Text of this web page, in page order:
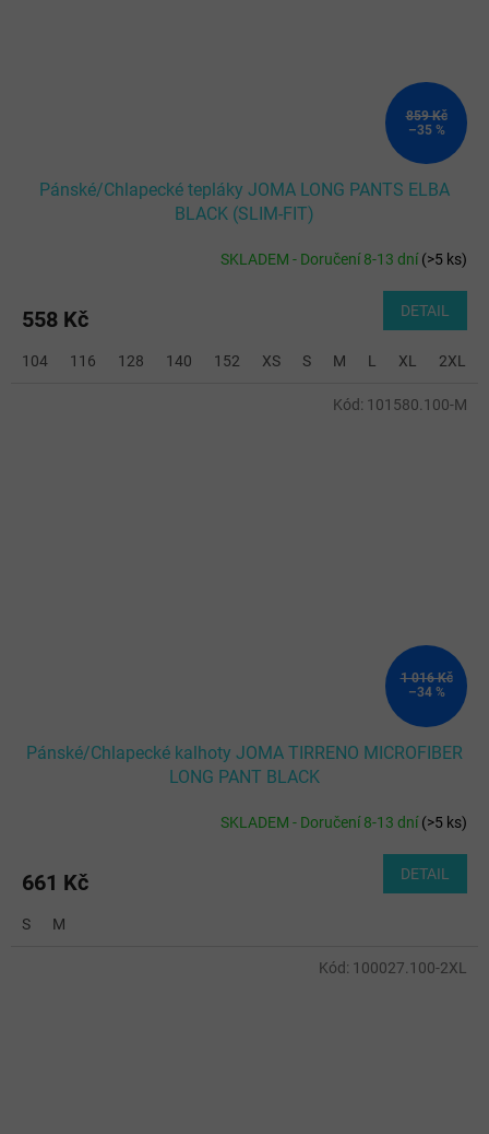
859 Kč
–35 %
Pánské/Chlapecké tepláky JOMA LONG PANTS ELBA
BLACK (SLIM-FIT)
SKLADEM - Doručení 8-13 dní(>5 ks)
558 Kč DETAIL
104 116 128 140 152 XS S M L XL 2XL
1 016 Kč
–34 %
Pánské/Chlapecké kalhoty JOMA TIRRENO MICROFIBER
LONG PANT BLACK
SKLADEM - Doručení 8-13 dní(>5 ks)
661 Kč DETAIL
S M
Kód: 101580.100-M
Kód: 100027.100-2XL